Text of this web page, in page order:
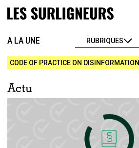
A LA UNE RUBRIQUES
CODE OF PRACTICE ON DISINFORMATION
Actu